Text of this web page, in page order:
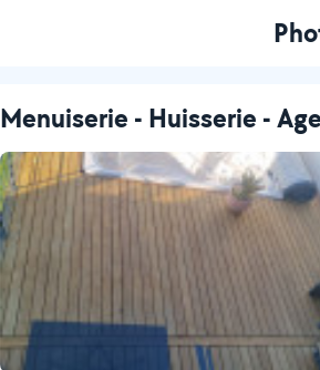
Menuiserie - Huisserie -